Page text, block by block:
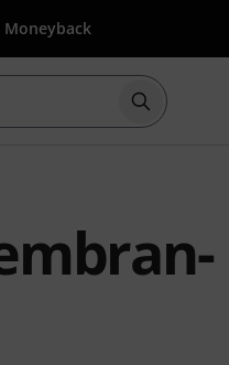
Moneyback
Suche